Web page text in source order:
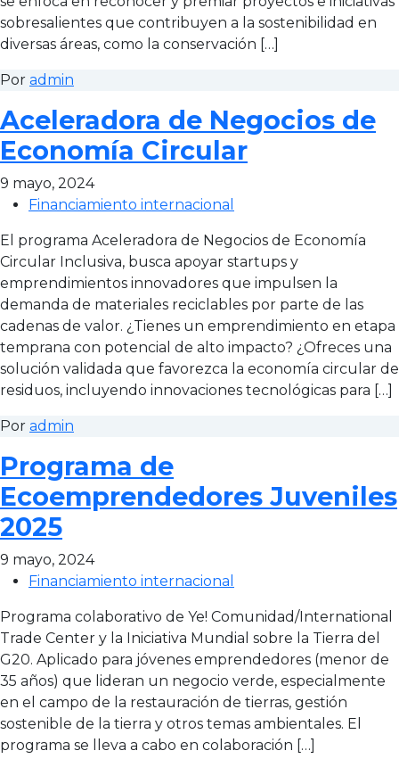
sobresalientes que contribuyen a la sostenibilidad en
diversas áreas, como la conservación […]
Por admin
Aceleradora de Negocios de
Economía Circular
9 mayo, 2024
Financiamiento internacional
El programa Aceleradora de Negocios de Economía
Circular Inclusiva, busca apoyar startups y
emprendimientos innovadores que impulsen la
demanda de materiales reciclables por parte de las
cadenas de valor. ¿Tienes un emprendimiento en etapa
temprana con potencial de alto impacto? ¿Ofreces una
solución validada que favorezca la economía circular de
residuos, incluyendo innovaciones tecnológicas para […]
Por admin
Programa de
Ecoemprendedores Juveniles
2025
9 mayo, 2024
Financiamiento internacional
Programa colaborativo de Ye! Comunidad/International
Trade Center y la Iniciativa Mundial sobre la Tierra del
G20. Aplicado para jóvenes emprendedores (menor de
35 años) que lideran un negocio verde, especialmente
en el campo de la restauración de tierras, gestión
sostenible de la tierra y otros temas ambientales. El
programa se lleva a cabo en colaboración […]